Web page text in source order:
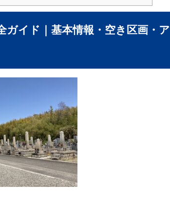
ガイド｜基本情報・空き区画・ア